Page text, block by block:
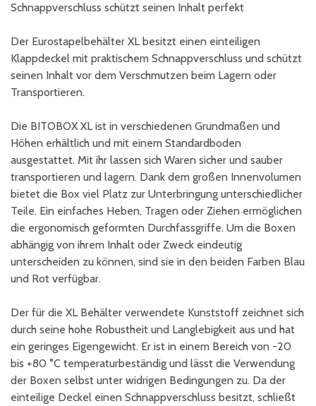
Schnappverschluss schützt seinen Inhalt perfekt
Der Eurostapelbehälter XL besitzt einen einteiligen
Klappdeckel mit praktischem Schnappverschluss und schützt
seinen Inhalt vor dem Verschmutzen beim Lagern oder
Transportieren.
Die BITOBOX XL ist in verschiedenen Grundmaßen und
Höhen erhältlich und mit einem Standardboden
ausgestattet. Mit ihr lassen sich Waren sicher und sauber
transportieren und lagern. Dank dem großen Innenvolumen
bietet die Box viel Platz zur Unterbringung unterschiedlicher
Teile. Ein einfaches Heben, Tragen oder Ziehen ermöglichen
die ergonomisch geformten Durchfassgriffe. Um die Boxen
abhängig von ihrem Inhalt oder Zweck eindeutig
unterscheiden zu können, sind sie in den beiden Farben Blau
und Rot verfügbar.
Der für die XL Behälter verwendete Kunststoff zeichnet sich
durch seine hohe Robustheit und Langlebigkeit aus und hat
ein geringes Eigengewicht. Er ist in einem Bereich von -20
bis +80 °C temperaturbeständig und lässt die Verwendung
der Boxen selbst unter widrigen Bedingungen zu. Da der
einteilige Deckel einen Schnappverschluss besitzt, schließt